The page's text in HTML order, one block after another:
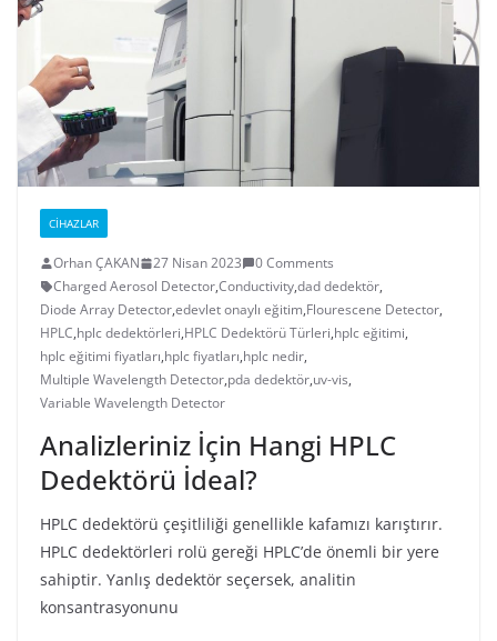
CIHAZLAR
Orhan ÇAKAN 27 Nisan 2023
0 Comments
Charged Aerosol Detector,Conductivity,dad dedektör,
Diode Array Detector,edevlet onaylı eğitim,Flourescene Detector,
HPLC,hplc dedektörleri,HPLC Dedektörü Türleri,hplc eğitimi,
hplc eğitimi fiyatları,hplc fiyatları,hplc nedir,
Multiple Wavelength Detector,pda dedektör,uv-vis,
Variable Wavelength Detector
Analizleriniz İçin Hangi HPLC
Dedektörü İdeal?
HPLC dedektörü çeşitliliği genellikle kafamızı karıştırır.
HPLC dedektörleri rolü gereği HPLC’de önemli bir yere
sahiptir. Yanlış dedektör seçersek, analitin
konsantrasyonunu